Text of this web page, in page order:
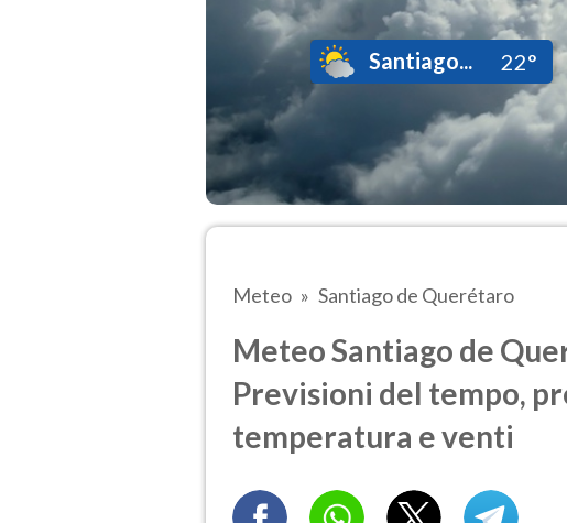
Santiago... 22°
Meteo Santiago de Querétaro
Meteo Santiago de
Previsioni del tempo,
temperatura e venti